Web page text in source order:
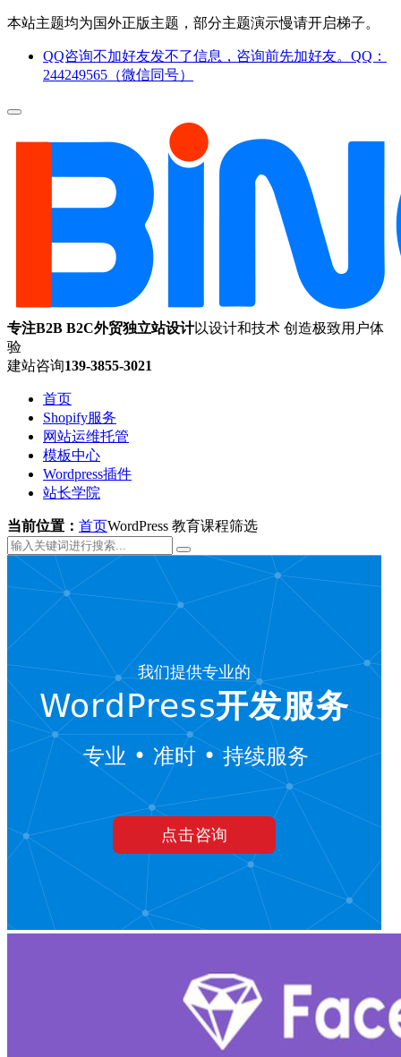
本站主题均为国外正版主题，部分主题演示慢请开启梯子。
QQ咨询不加好友发不了信息，咨询前先加好友。QQ：
244249565（微信同号）
专注B2B B2C外贸独立站设计以设计和技术 创造极致用户体
验
建站咨询139-3855-3021
首页
Shopify服务
网站运维托管
模板中心
Wordpress插件
站长学院
当前位置： 首页WordPress 教育课程筛选